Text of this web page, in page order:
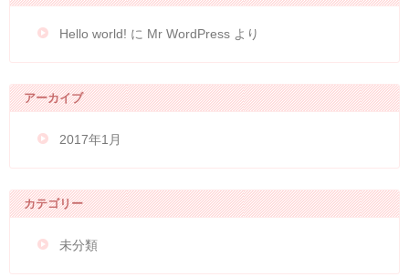
Hello world! に Mr WordPress より
アーカイブ
2017年1月
カテゴリー
未分類